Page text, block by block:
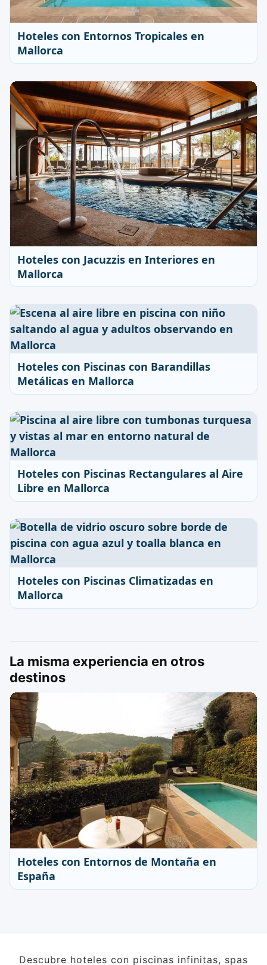
Hoteles con Entornos Tropicales en
Mallorca
Hoteles con Jacuzzis en Interiores en
Mallorca
Hoteles con Piscinas con Barandillas
Metálicas en Mallorca
Hoteles con Piscinas Rectangulares al Aire
Libre en Mallorca
Hoteles con Piscinas Climatizadas en
Mallorca
La misma experiencia en otros
destinos
Hoteles con Entornos de Montaña en
España
Descubre hoteles con piscinas infinitas, spas